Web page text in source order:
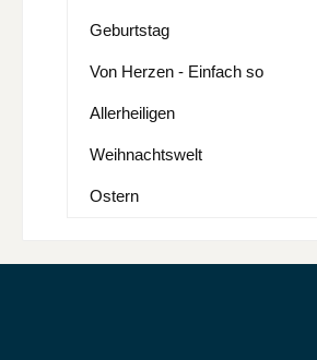
Geburtstag
Von Herzen - Einfach so
Allerheiligen
Weihnachtswelt
Ostern